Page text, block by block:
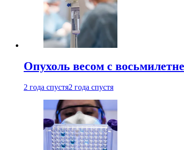
Опухоль весом с
2 года спустя2 года спустя